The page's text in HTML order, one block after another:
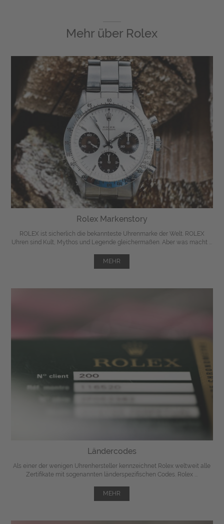
Mehr über Rolex
Rolex Markenstory
ROLEX ist sicherlich die bekannteste Uhrenmarke der Welt. ROLEX
Uhren sind Kult, Mythos und Legende gleichermaßen. Aber was macht ...
MEHR
Ländercodes
Als einer der wenigen Uhrenhersteller kennzeichnet Rolex weltweit alle
Zertifikate mit sogenannten länderspezifischen Codes. Rolex ...
MEHR